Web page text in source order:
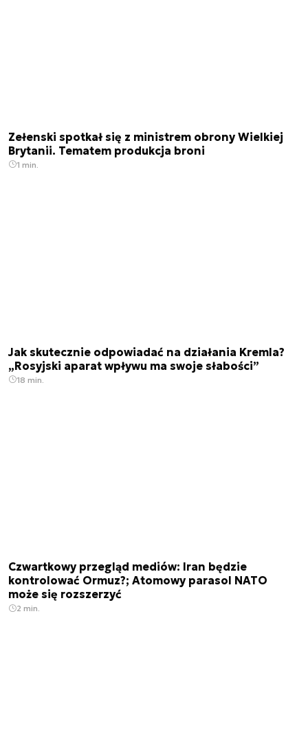
Zełenski spotkał się z ministrem obrony Wielkiej
Brytanii. Tematem produkcja broni
1 min.
Jak skutecznie odpowiadać na działania Kremla?
„Rosyjski aparat wpływu ma swoje słabości”
18 min.
Czwartkowy przegląd mediów: Iran będzie
kontrolować Ormuz?; Atomowy parasol NATO
może się rozszerzyć
2 min.